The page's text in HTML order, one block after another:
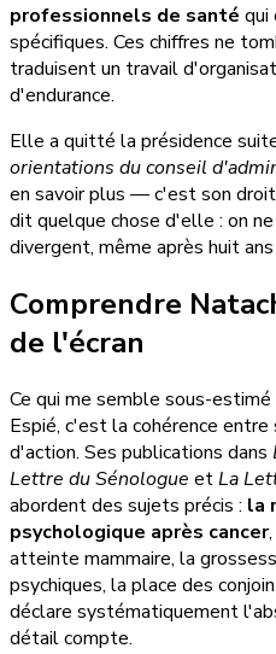
professionnels de santé qui
spécifiques. Ces chiffres ne
traduisent un travail
d'endurance.
Elle a quitté la présidence
orientations du conseil
en savoir plus — c'est son
dit quelque chose d'elle : on
divergent, même après huit
Comprendre
de l'écran
Ce qui me semble sous-
Espié, c'est la cohérence
d'action. Ses publications dans
Lettre du Sénologue etLa
abordent des sujets précis : la
psychologique après cancer
atteinte mammaire, la
psychiques, la place des
déclare systématiquement
détail compte.